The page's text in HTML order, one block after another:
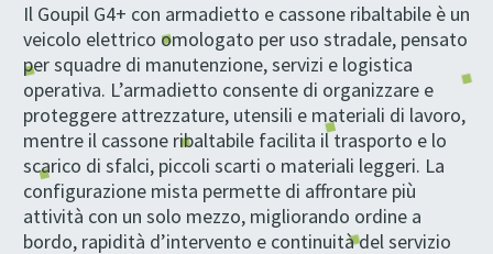
Il Goupil G4+ con armadietto e cassone ribaltabile è un
veicolo elettrico omologato per uso stradale, pensato
per squadre di manutenzione, servizi e logistica
operativa. L’armadietto consente di organizzare e
proteggere attrezzature, utensili e materiali di lavoro,
mentre il cassone ribaltabile facilita il trasporto e lo
scarico di sfalci, piccoli scarti o materiali leggeri. La
configurazione mista permette di affrontare più
attività con un solo mezzo, migliorando ordine a
bordo, rapidità d’intervento e continuità del servizio